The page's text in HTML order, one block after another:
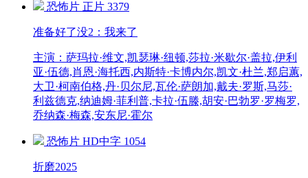
恐怖片 正片 3379
准备好了没2：我来了
主演：萨玛拉·维文,凯瑟琳·纽顿,莎拉·米歇尔·盖拉,伊利
亚·伍德,肖恩·海托西,内斯特·卡博内尔,凯文·杜兰,郑启蕙,
大卫·柯南伯格,丹·贝尔尼,瓦伦·萨朗加,戴夫·罗斯,马莎·
利兹德克,纳迪姆·菲利普,卡拉·伍滕,胡安·巴勃罗·罗梅罗,
乔纳森·梅森,安东尼·霍尔
恐怖片 HD中字 1054
折磨2025